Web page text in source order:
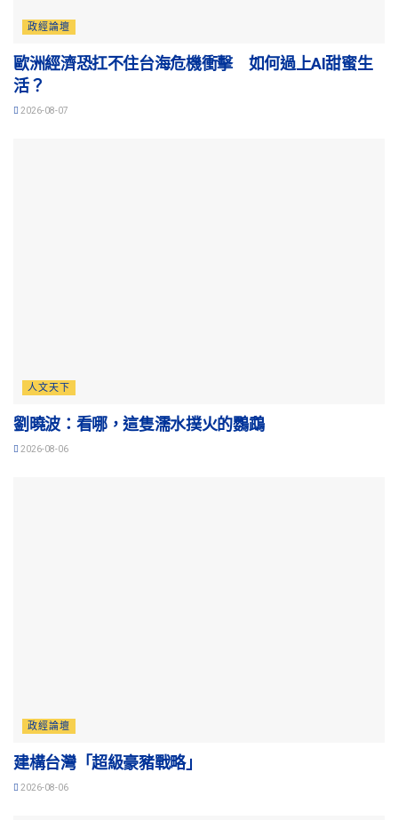
政經論壇
歐洲經濟恐扛不住台海危機衝擊 如何過上AI甜蜜生
活？
2026-08-07
人文天下
劉曉波：看哪，這隻濡水撲火的鸚鵡
2026-08-06
政經論壇
建構台灣「超級豪豬戰略」
2026-08-06